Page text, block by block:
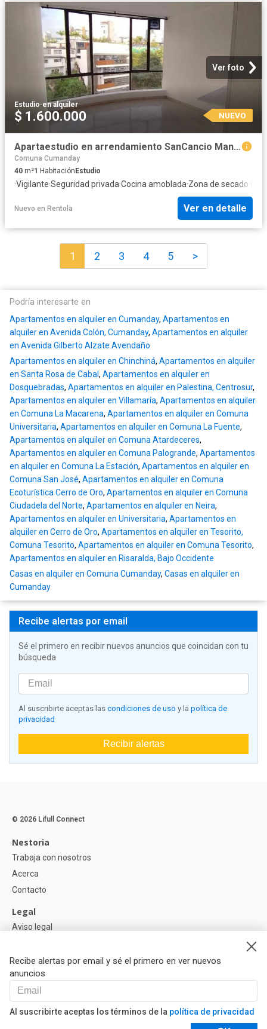
Ver foto
Estudio·en alquiler
$ 1.600.000 NUEVO
Apartaestudio en arrendamiento SanCancio Manizales
Comuna Cumanday
40 m²1 HabitaciónEstudio
·Vigilante·Seguridad privada·Cocina amoblada·Zona de secado·
Nuevo en Rentola Ver en detalle
1 2 3 4 5 >
Podría interesarte en
Apartamentos en alquiler en Cumanday, Apartamentos en
alquiler en Avenida Colón, Cumanday, Apartamentos en alquiler
en Avenida Gilberto Alzate Avendaño
Apartamentos en alquiler en Chinchiná, Apartamentos en alquiler
en Santa Rosa de Cabal, Apartamentos en alquiler en
Dosquebradas, Apartamentos en alquiler en Palestina, Centrosur,
Apartamentos en alquiler en Villamaría, Apartamentos en alquiler
en Comuna La Macarena, Apartamentos en alquiler en Comuna
Universitaria, Apartamentos en alquiler en Comuna La Fuente,
Apartamentos en alquiler en Comuna Atardeceres,
Apartamentos en alquiler en Comuna Palogrande, Apartamentos
en alquiler en Comuna La Estación, Apartamentos en alquiler en
Comuna San José, Apartamentos en alquiler en Comuna
Ecoturística Cerro de Oro, Apartamentos en alquiler en Comuna
Ciudadela del Norte, Apartamentos en alquiler en Neira,
Apartamentos en alquiler en Universitaria, Apartamentos en
alquiler en Cerro de Oro, Apartamentos en alquiler en Tesorito,
Comuna Tesorito, Apartamentos en alquiler en Comuna Tesorito,
Apartamentos en alquiler en Risaralda, Bajo Occidente
Casas en alquiler en Comuna Cumanday, Casas en alquiler en
Cumanday
Recibe alertas por email
Sé el primero en recibir nuevos anuncios que coincidan con tu
búsqueda
Al suscribirte aceptas las condiciones de uso y la política de
privacidad
Recibir alertas
Recibe alertas por email y sé el primero en ver nuevos
anuncios
Al suscribirte aceptas los términos de la política de privacidad
© 2026 Lifull Connect
Nestoria
Trabaja con nosotros
Acerca
Contacto
Legal
Aviso legal
Política de Cookies
Ayuda
Preguntas
Nuestros Partners